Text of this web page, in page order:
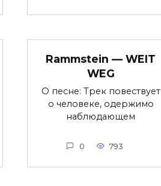
Rammstein — WEIT
WEG
О песне: Трек повествует
о человеке, одержимо
наблюдающем
0 793